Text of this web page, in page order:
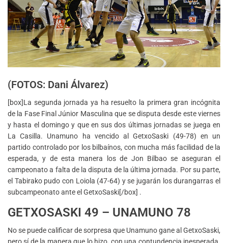
(FOTOS: Dani Álvarez)
[box]La segunda jornada ya ha resuelto la primera gran incógnita
de la Fase Final Júnior Masculina que se disputa desde este viernes
y hasta el domingo y que en sus dos últimas jornadas se juega en
La Casilla. Unamuno ha vencido al GetxoSaski (49-78) en un
partido controlado por los bilbaínos, con mucha más facilidad de la
esperada, y de esta manera los de Jon Bilbao se aseguran el
campeonato a falta de la disputa de la última jornada. Por su parte,
el Tabirako pudo con Loiola (47-64) y se jugarán los durangarras el
subcampeonato ante el GetxoSaski[/box] .
GETXOSASKI 49 – UNAMUNO 78
No se puede calificar de sorpresa que Unamuno gane al GetxoSaski,